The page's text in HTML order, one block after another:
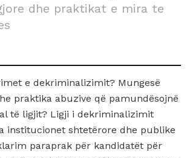
dhe praktikat e mira te
e dekriminalizimit? Mungesë
praktika abuzive që pamundësojnë
të ligjit? Ligji i dekriminalizimit
institucionet shtetërore dhe publike
paraprak për kandidatët për